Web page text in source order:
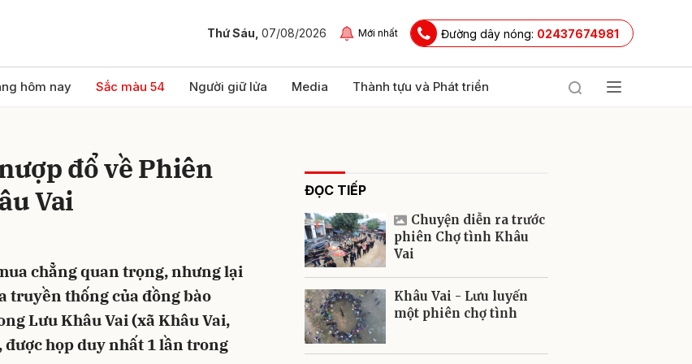
Thứ Sáu, 07/08/2026 Mới nhất Đường dây nóng: 02437674981
hôm nay Sắc màu 54 Người giữ lửa Media Thành tựu và Phát triển
đổ về Phiên
Vai
chẳng quan trọng, nhưng lại
truyền thống của đồng bào
Lưu Khâu Vai (xã Khâu Vai,
được họp duy nhất 1 lần trong
ĐỌC TIẾP
Chuyện diễn ra trước
phiên Chợ tình Khâu
Vai
Khâu Vai - Lưu luyến
một phiên chợ tình
Hủy Gửi